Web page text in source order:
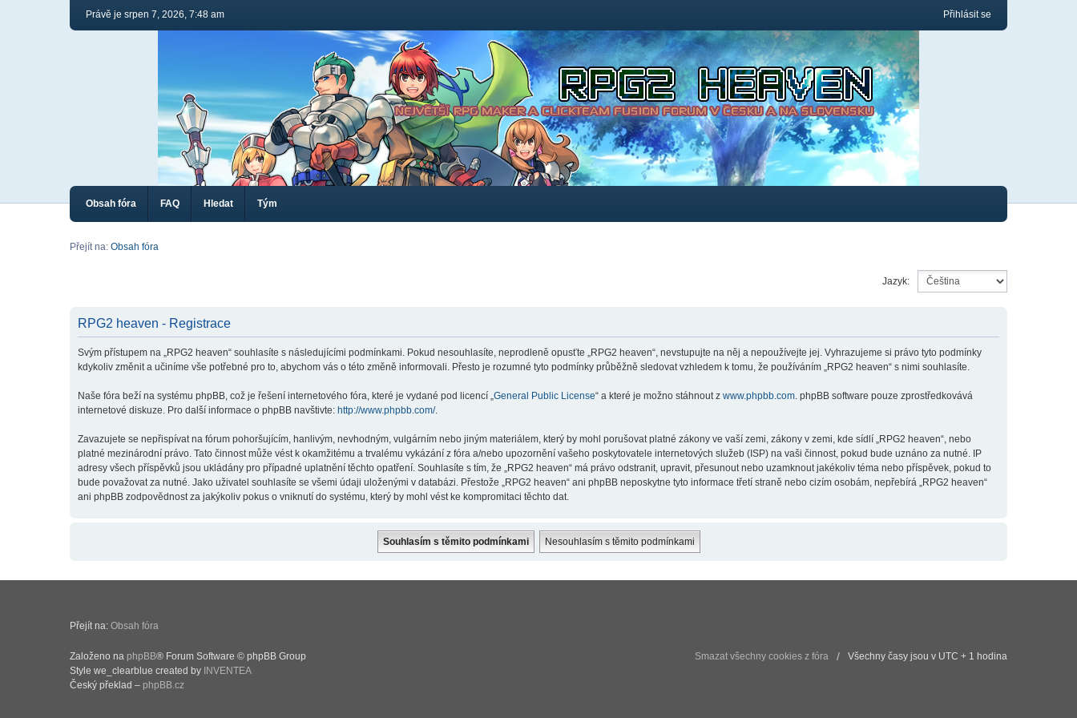
Právě je srpen 7, 2026, 7:48 am Přihlásit se
Obsah fóra FAQ Hledat Tým
Přejít na: Obsah fóra
Jazyk:
RPG2 heaven - Registrace
Svým přístupem na „RPG2 heaven“ souhlasíte s následujícími podmínkami. Pokud nesouhlasíte, neprodleně opusťte „RPG2 heaven“, nevstupujte na něj a nepoužívejte jej. Vyhrazujeme si právo tyto podmínky
kdykoliv změnit a učiníme vše potřebné pro to, abychom vás o této změně informovali. Přesto je rozumné tyto podmínky průběžně sledovat vzhledem k tomu, že používáním „RPG2 heaven“ s nimi souhlasíte.
Naše fóra beží na systému phpBB, což je řešení internetového fóra, které je vydané pod licencí „General Public License“ a které je možno stáhnout z www.phpbb.com. phpBB software pouze zprostředkovává
internetové diskuze. Pro další informace o phpBB navštivte: http://www.phpbb.com/.
Zavazujete se nepřispívat na fórum pohoršujícím, hanlivým, nevhodným, vulgárním nebo jiným materiálem, který by mohl porušovat platné zákony ve vaší zemi, zákony v zemi, kde sídlí „RPG2 heaven“, nebo
platné mezinárodní právo. Tato činnost může vést k okamžitému a trvalému vykázání z fóra a/nebo upozornění vašeho poskytovatele internetových služeb (ISP) na vaši činnost, pokud bude uznáno za nutné. IP
adresy všech příspěvků jsou ukládány pro případné uplatnění těchto opatření. Souhlasíte s tím, že „RPG2 heaven“ má právo odstranit, upravit, přesunout nebo uzamknout jakékoliv téma nebo příspěvek, pokud to
bude považovat za nutné. Jako uživatel souhlasíte se všemi údaji uloženými v databázi. Přestože „RPG2 heaven“ ani phpBB neposkytne tyto informace třetí straně nebo cizím osobám, nepřebírá „RPG2 heaven“
ani phpBB zodpovědnost za jakýkoliv pokus o vniknutí do systému, který by mohl vést ke kompromitaci těchto dat.
Přejít na: Obsah fóra
Smazat všechny cookies z fóra Všechny časy jsou v UTC + 1 hodina
Založeno na phpBB® Forum Software © phpBB Group
Style we_clearblue created by INVENTEA
Český překlad – phpBB.cz